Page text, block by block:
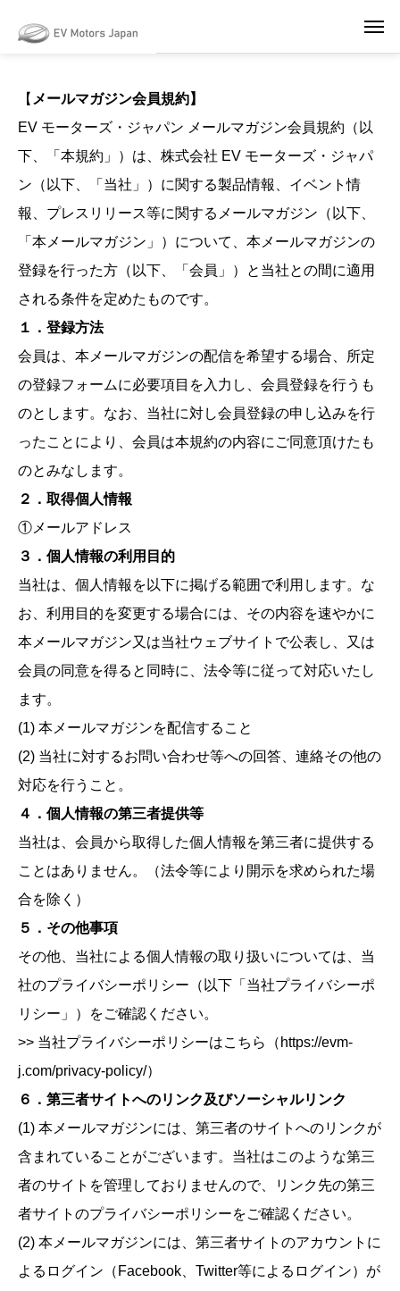
【 メールマガジン会員規約】
EV モーターズ・ジャパン メールマガジン会員規約（以
下、「本規約」）は、株式会社 EV モーターズ・ジャパ
ン（以下、「当社」）に関する製品情報、イベント情
報、プレスリリース等に関するメールマガジン（以下、
「本メールマガジン」）について、本メールマガジンの
登録を行った方（以下、「会員」）と当社との間に適用
される条件を定めたものです。
１．登録方法
会員は、本メールマガジンの配信を希望する場合、所定
の登録フォームに必要項目を入力し、会員登録を行うも
のとします。なお、当社に対し会員登録の申し込みを行
ったことにより、会員は本規約の内容にご同意頂けたも
のとみなします。
２．取得個人情報
①メールアドレス
３．個人情報の利用目的
当社は、個人情報を以下に掲げる範囲で利用します。な
お、利用目的を変更する場合には、その内容を速やかに
本メールマガジン又は当社ウェブサイトで公表し、又は
会員の同意を得ると同時に、法令等に従って対応いたし
ます。
(1) 本メールマガジンを配信すること
(2) 当社に対するお問い合わせ等への回答、連絡その他の
対応を行うこと。
４．個人情報の第三者提供等
当社は、会員から取得した個人情報を第三者に提供する
ことはありません。（法令等により開示を求められた場
合を除く）
５．その他事項
その他、当社による個人情報の取り扱いについては、当
社のプライバシーポリシー（以下「当社プライバシーポ
リシー」）をご確認ください。
>> 当社プライバシーポリシーはこちら（https://evm-
j.com/privacy-policy/）
６．第三者サイトへのリンク及びソーシャルリンク
(1) 本メールマガジンには、第三者のサイトへのリンクが
含まれていることがございます。当社はこのような第三
者のサイトを管理しておりませんので、リンク先の第三
者サイトのプライバシーポリシーをご確認ください。
(2) 本メールマガジンには、第三者サイトのアカウントに
よるログイン（Facebook、Twitter等によるログイン）が
seriously. Please see our privacy policy for details and any questions.
Yes